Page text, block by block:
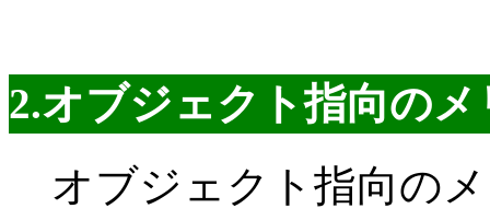
2.オブジェクト指向の
オブジェクト指向の